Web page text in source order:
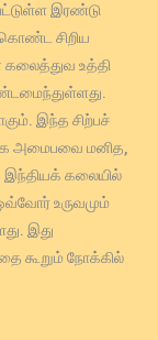
இரண்டு
சிறிய
கலைத்துவ உத்தி
இந்த சிற்பச்
அமைபவை மனித,
இந்தியக் கலையில்
உருவமும்
இது
கதை கூறும் நோக்கில்